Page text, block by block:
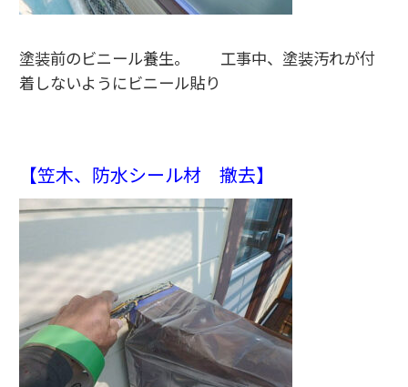
塗装前のビニール養生。 工事中、塗装汚れが付
着しないようにビニール貼り
【笠木、防水シール材 撤去】